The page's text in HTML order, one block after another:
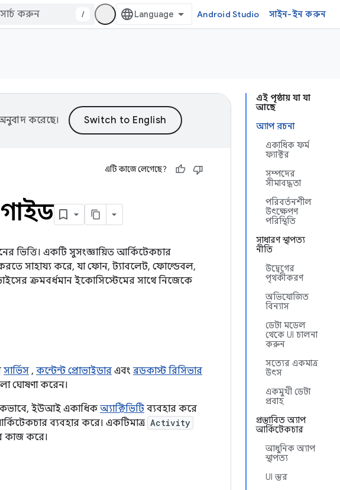
/ Android Studio সাইন-ইন করুন
এই পৃষ্ঠায় যা যা
আছে
অ্যাপ রচনা
একাধিক ফর্ম
ফ্যাক্টর
সম্পদের
সীমাবদ্ধতা
পরিবর্তনশীল
উৎক্ষেপণ
পরিস্থিতি
সাধারণ স্থাপত্য
নীতি
উদ্বেগের
পৃথকীকরণ
অভিযোজিত
বিন্যাস
ডেটা মডেল
থেকে UI চালনা
করুন
সত্যের একমাত্র
উৎস
একমুখী ডেটা
প্রবাহ
প্রস্তাবিত অ্যাপ
আর্কিটেকচার
আধুনিক অ্যাপ
স্থাপত্য
UI স্তর
করেছে।
এটি কাজে লেগেছে?
ভিত্তি। একটি সুসংজ্ঞায়িত আর্কিটেকচার
সাহায্য করে, যা ফোন, ট্যাবলেট, ফোল্ডেবল,
ক্রমবর্ধমান ইকোসিস্টেমের সাথে নিজেকে
সার্ভিস , কন্টেন্ট প্রোভাইডার এবং ব্রডকাস্ট রিসিভার
ঘোষণা করেন।
ইউআই একাধিক অ্যাক্টিভিটি ব্যবহার করে
ব্যবহার করে। একটিমাত্র Activity
কাজ করে।